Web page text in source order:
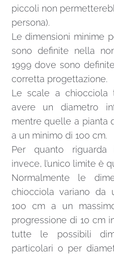
piccoli non
persona).
Le dimensioni minime
sono definite nella
1999 dove sono
corretta progettazione.
Le scale a chiocciola
avere un diametro
mentre quelle a pianta
a un minimo di 100 cm.
Per quanto riguarda
invece, l’unico limite è
Normalmente le
chiocciola variano da
100 cm a un
progressione di 10 cm
tutte le possibili
particolari o per